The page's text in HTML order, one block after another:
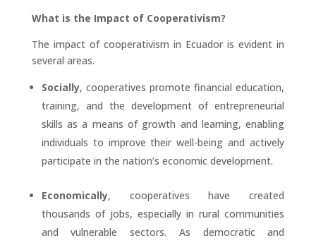
What is the Impact of Cooperativism?
The impact of cooperativism in Ecuador is evident in
several areas.
Socially, cooperatives promote financial education,
training, and the development of entrepreneurial
skills as a means of growth and learning, enabling
individuals to improve their well-being and actively
participate in the nation’s economic development.
Economically, cooperatives have created
thousands of jobs, especially in rural communities
and vulnerable sectors. As democratic and